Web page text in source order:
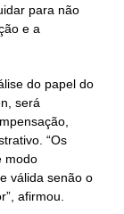
para não
e a
do papel do
será
“Os
modo
válida senão o
afirmou.